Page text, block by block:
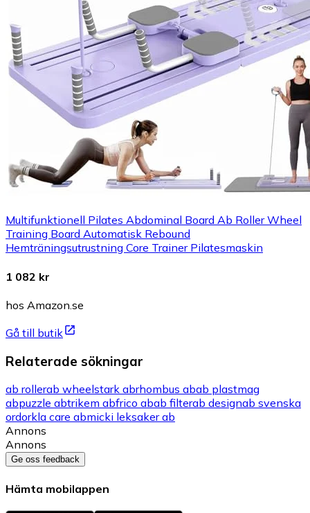
Multifunktionell Pilates Abdominal Board Ab Roller Wheel
Training Board Automatisk Rebound
Hemträningsutrustning Core Trainer Pilatesmaskin
1 082 kr
hos Amazon.se
Gå till butik
Relaterade sökningar
ab rollerab wheelstark abrhombus abab plastmag
abpuzzle abtrikem abfrico abab filterab designab svenska
ordorkla care abmicki leksaker ab
Annons
Annons
Ge oss feedback
Hämta mobilappen